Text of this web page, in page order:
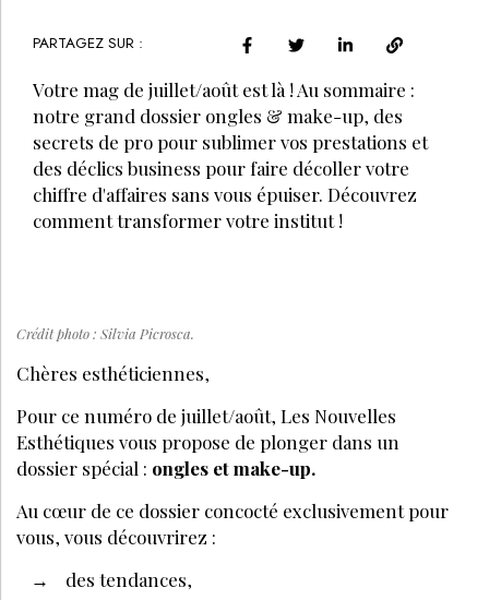
PARTAGEZ SUR :
Votre mag de juillet/août est là ! Au sommaire :
notre grand dossier ongles & make-up, des
secrets de pro pour sublimer vos prestations et
des déclics business pour faire décoller votre
chiffre d'affaires sans vous épuiser. Découvrez
comment transformer votre institut !
Crédit photo : Silvia Picrosca.
Chères esthéticiennes,
Pour ce numéro de juillet/août, Les Nouvelles
Esthétiques vous propose de plonger dans un
dossier spécial : ongles et make-up.
Au cœur de ce dossier concocté exclusivement pour
vous, vous découvrirez :
des tendances,